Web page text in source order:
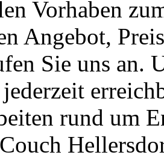
Vorhaben
Angebot,
Sie uns an.
rund um